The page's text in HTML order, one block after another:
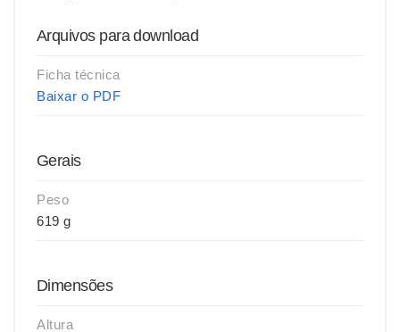
Arquivos para download
Ficha técnica
Baixar o PDF
Gerais
Peso
619 g
Dimensões
Altura